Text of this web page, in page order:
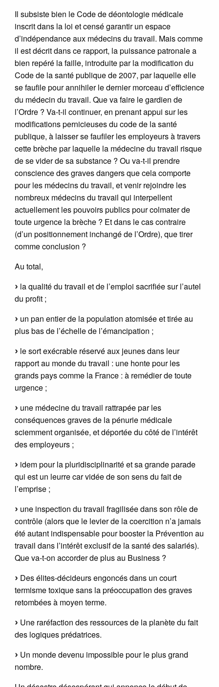
Il subsiste bien le Code de déontologie médicale
inscrit dans la loi et censé garantir un espace
d’indépendance aux médecins du travail. Mais comme
il est décrit dans ce rapport, la puissance patronale a
bien repéré la faille, introduite par la modification du
Code de la santé publique de 2007, par laquelle elle
se faufile pour annihiler le dernier morceau d’efficience
du médecin du travail. Que va faire le gardien de
l’Ordre ? Va-t-il continuer, en prenant appui sur les
modifications pernicieuses du code de la santé
publique, à laisser se faufiler les employeurs à travers
cette brèche par laquelle la médecine du travail risque
de se vider de sa substance ? Ou va-t-il prendre
conscience des graves dangers que cela comporte
pour les médecins du travail, et venir rejoindre les
nombreux médecins du travail qui interpellent
actuellement les pouvoirs publics pour colmater de
toute urgence la brèche ? Et dans le cas contraire
(d’un positionnement inchangé de l’Ordre), que tirer
comme conclusion ?
Au total,
la qualité du travail et de l’emploi sacrifiée sur l’autel
du profit ;
un pan entier de la population atomisée et tirée au
plus bas de l’échelle de l’émancipation ;
le sort exécrable réservé aux jeunes dans leur
rapport au monde du travail : une honte pour les
grands pays comme la France : à remédier de toute
urgence ;
une médecine du travail rattrapée par les
conséquences graves de la pénurie médicale
sciemment organisée, et déportée du côté de l’intérêt
des employeurs ;
idem pour la pluridisciplinarité et sa grande parade
qui est un leurre car vidée de son sens du fait de
l’emprise ;
une inspection du travail fragilisée dans son rôle de
contrôle (alors que le levier de la coercition n’a jamais
été autant indispensable pour booster la Prévention au
travail dans l’intérêt exclusif de la santé des salariés).
Que va-t-on accorder de plus au Business ?
Des élites-décideurs engoncés dans un court
termisme toxique sans la préoccupation des graves
retombées à moyen terme.
Une raréfaction des ressources de la planète du fait
des logiques prédatrices.
Un monde devenu impossible pour le plus grand
nombre.